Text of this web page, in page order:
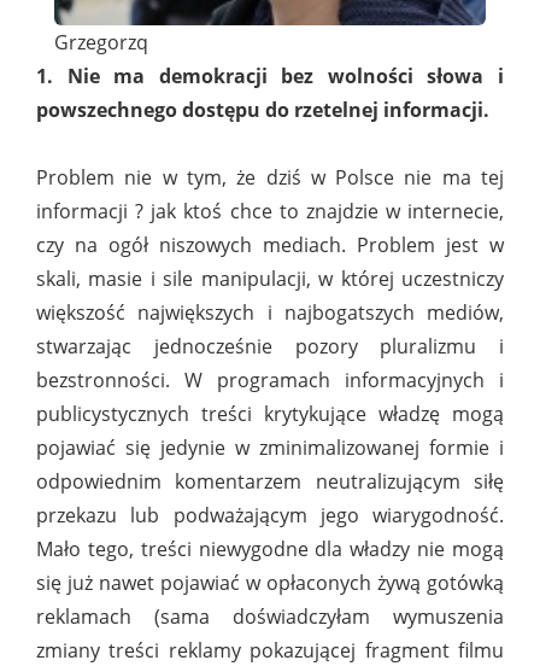
Grzegorzq
1. Nie ma demokracji bez wolności słowa i
powszechnego dostępu do rzetelnej informacji.
Problem nie w tym, że dziś w Polsce nie ma tej
informacji ? jak ktoś chce to znajdzie w internecie,
czy na ogół niszowych mediach. Problem jest w
skali, masie i sile manipulacji, w której uczestniczy
większość największych i najbogatszych mediów,
stwarzając jednocześnie pozory pluralizmu i
bezstronności. W programach informacyjnych i
publicystycznych treści krytykujące władzę mogą
pojawiać się jedynie w zminimalizowanej formie i
odpowiednim komentarzem neutralizującym siłę
przekazu lub podważającym jego wiarygodność.
Mało tego, treści niewygodne dla władzy nie mogą
się już nawet pojawiać w opłaconych żywą gotówką
reklamach (sama doświadczyłam wymuszenia
zmiany treści reklamy pokazującej fragment filmu